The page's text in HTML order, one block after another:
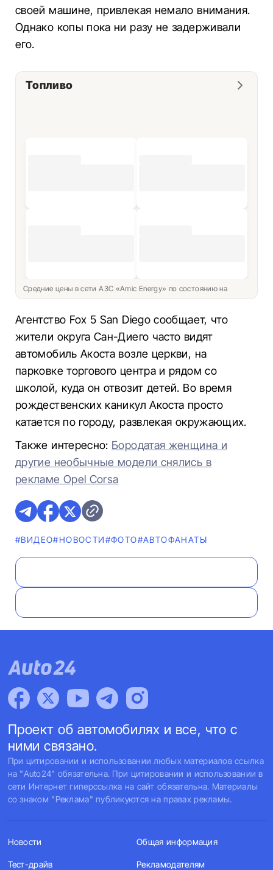
своей машине, привлекая немало внимания.
Однако копы пока ни разу не задерживали
его.
Топливо
Средние цены в сети АЗС «Amic Energy» по состоянию на
Агентство Fox 5 San Diego сообщает, что
жители округа Сан-Диего часто видят
автомобиль Акоста возле церкви, на
парковке торгового центра и рядом со
школой, куда он отвозит детей. Во время
рождественских каникул Акоста просто
катается по городу, развлекая окружающих.
Также интересно: Бородатая женщина и
другие необычные модели снялись в
рекламе Opel Corsa
#ВИДЕО#НОВОСТИ#ФОТО#AВТОФАНАТЫ
Проект об автомобилях и все, что с
ними связано.
При цитировании и использовании любых материалов ссылка
на "Auto24" обязательна. При цитировании и использовании в
сети Интернет гиперссылка на сайт обязательна. Материалы
со знаком "Реклама" публикуются на правах рекламы.
Новости
Тест-драйв
Общая информация
Рекламодателям